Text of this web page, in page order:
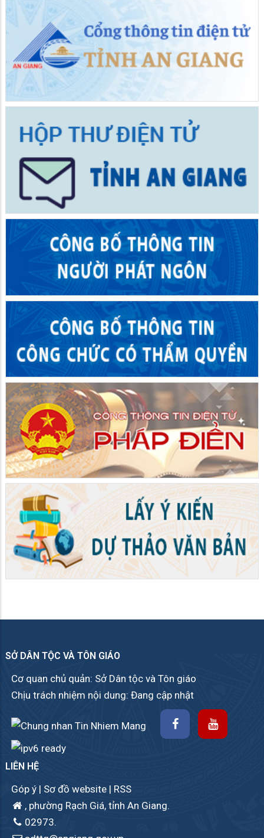
SỞ DÂN TỘC VÀ TÔN GIÁO
Cơ quan chủ quản: Sở Dân tộc và Tôn giáo
Chịu trách nhiệm nội dung: Đang cập nhật
LIÊN HỆ
Góp ý | Sơ đồ website | RSS
, phường Rạch Giá, tỉnh An Giang.
02973.